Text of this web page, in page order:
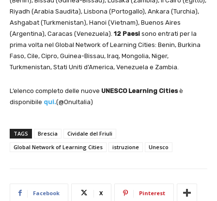
Riyadh (Arabia Saudita), Lisbona (Portogallo), Ankara (Turchia),
Ashgabat (Turkmenistan), Hanoi (Vietnam), Buenos Aires
(Argentina), Caracas (Venezuela). 12 Paesi sono entrati per la
prima volta nel Global Network of Learning Cities: Benin, Burkina
Faso, Cile, Cipro, Guinea-Bissau, Iraq, Mongolia, Niger,
Turkmenistan, Stati Uniti d’America, Venezuela e Zambia.
L’elenco completo delle nuove UNESCO Learning Citiesè
disponibile qui.(@OnuItalia)
TAGS Brescia
Cividale del Friuli
Global Network of Learning Cities
istruzione Unesco
Facebook X Pinterest